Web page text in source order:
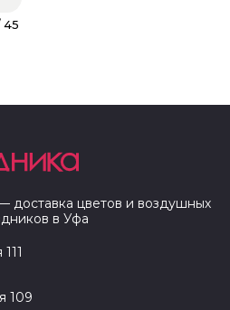
45
доставка цветов и воздушных
в Уфа
109